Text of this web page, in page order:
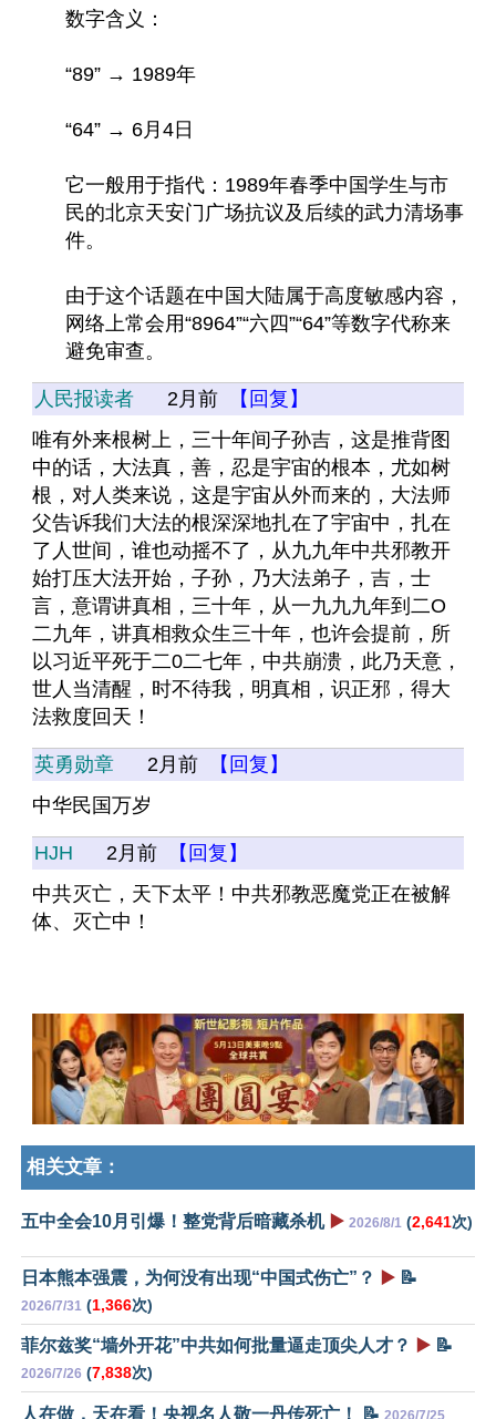
数字含义：
“89” → 1989年
“64” → 6月4日
它一般用于指代：1989年春季中国学生与市
民的北京天安门广场抗议及后续的武力清场事
件。
由于这个话题在中国大陆属于高度敏感内容，
网络上常会用“8964”“六四”“64”等数字代称来
避免审查。
人民报读者 2月前
【回复】
唯有外来根树上，三十年间子孙吉，这是推背图
中的话，大法真，善，忍是宇宙的根本，尤如树
根，对人类来说，这是宇宙从外而来的，大法师
父告诉我们大法的根深深地扎在了宇宙中，扎在
了人世间，谁也动摇不了，从九九年中共邪教开
始打压大法开始，子孙，乃大法弟子，吉，士
言，意谓讲真相，三十年，从一九九九年到二O
二九年，讲真相救众生三十年，也许会提前，所
以习近平死于二0二七年，中共崩溃，此乃天意，
世人当清醒，时不待我，明真相，识正邪，得大
法救度回天！
英勇勋章 2月前
【回复】
中华民国万岁
HJH 2月前
【回复】
中共灭亡，天下太平！中共邪教恶魔党正在被解
体、灭亡中！
相关文章：
五中全会10月引爆！整党背后暗藏杀机 ▶️ 2026/8/1 (2,641次)
日本熊本强震，为何没有出现“中国式伤亡”？ ▶️ 📝
2026/7/31 (1,366次)
菲尔兹奖“墙外开花”中共如何批量逼走顶尖人才？ ▶️ 📝
2026/7/26 (7,838次)
人在做，天在看！央视名人敬一丹传死亡！ 📝 2026/7/25